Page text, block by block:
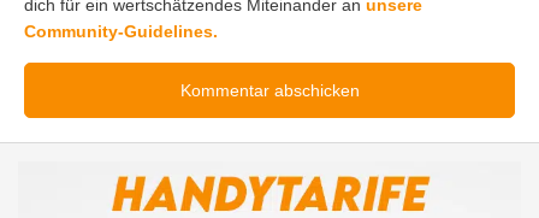
dich für ein wertschätzendes Miteinander an unsere
Community-Guidelines.